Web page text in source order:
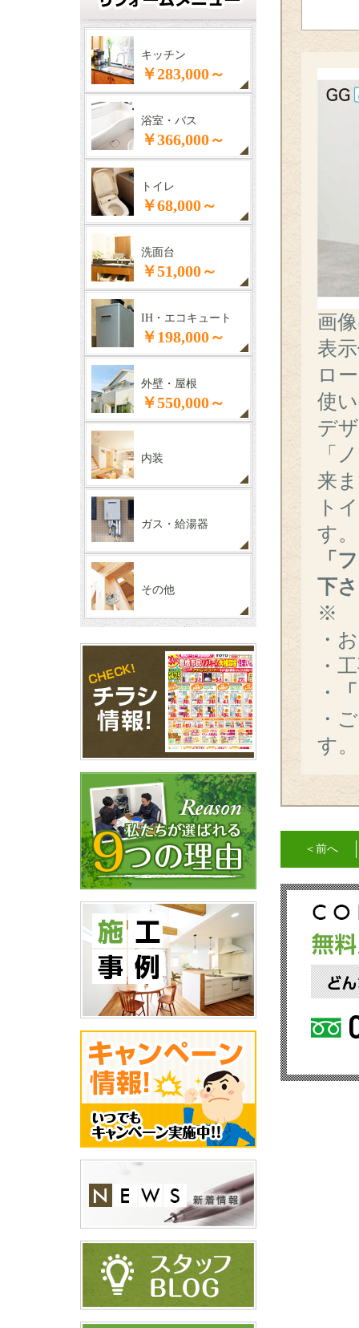
画
表
ロ
使
デ
「
来
ト
す。
「
下
※
・
・
・
・
す。
＜前へ
キッチン
￥283,000～
浴室・バス
￥366,000～
トイレ
￥68,000～
洗面台
￥51,000～
IH・エコキュート
￥198,000～
外壁・屋根
￥550,000～
内装
ガス・給湯器
その他